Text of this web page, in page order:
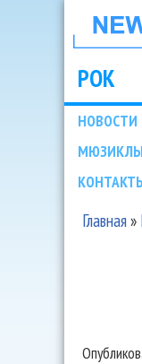
ШОУ
РОК
НОВОСТИ
МЮЗИКЛЫ
Главная»